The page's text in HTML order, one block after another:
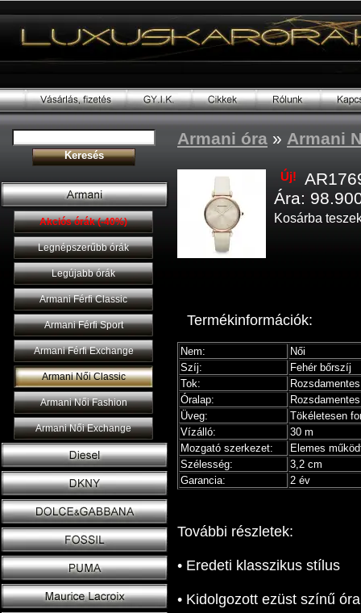
Akciós órák (-40%)
Legnépszerűbb órák
Legújabb órák
Armani Férfi Classic
Armani Férfi Sport
Armani Férfi Exchange
Armani Női Classic
Armani Női Fashion
Armani Női Exchange
Armani óra » Armani
Új!
Ára:
Kosárba
Termékinformációk:
Nem:
Női
Szíj:
Fehér bőrszíj
Tok:
Óralap:
Üveg:
Tökéletesen
Vízálló:
30 m
Mozgató szerkezet:
Elemes
Szélesség:
3,2 cm
Garancia:
2 év
További részletek:
• Eredeti klasszikus stílus
• Kidolgozott ezüst színű